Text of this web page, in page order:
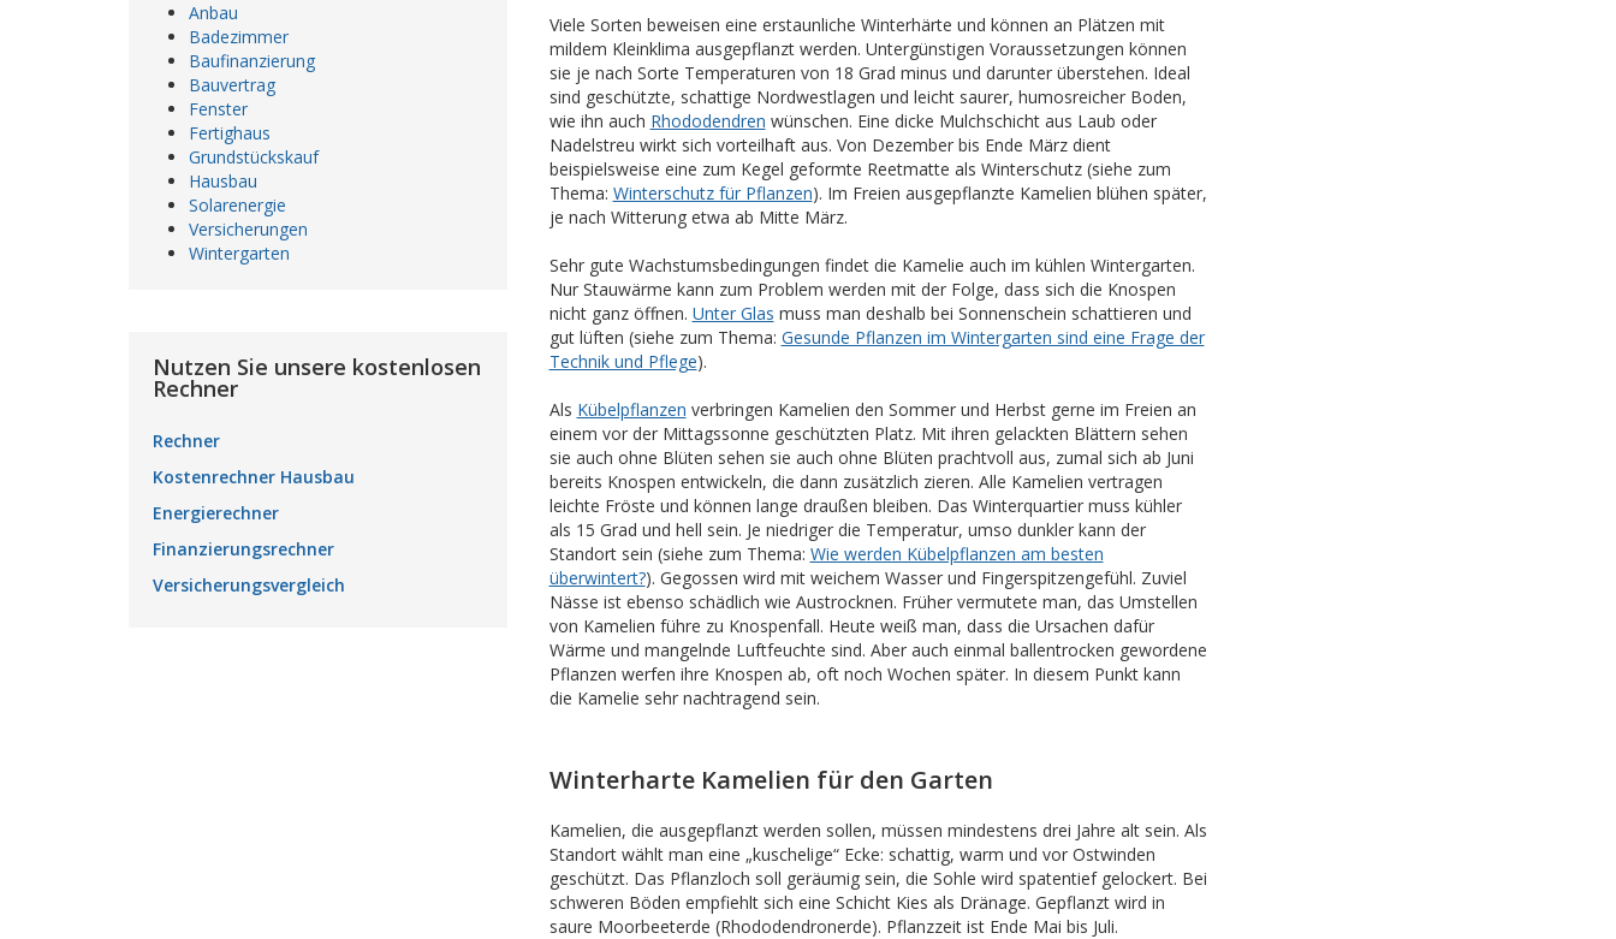
Viele Sorten beweisen eine erstaunliche Winterhärte und können an Plätzen mit
mildem Kleinklima ausgepflanzt werden. Untergünstigen Voraussetzungen können
sie je nach Sorte Temperaturen von 18 Grad minus und darunter überstehen. Ideal
sind geschützte, schattige Nordwestlagen und leicht saurer, humosreicher Boden,
wie ihn auch Rhododendren wünschen. Eine dicke Mulchschicht aus Laub oder
Nadelstreu wirkt sich vorteilhaft aus. Von Dezember bis Ende März dient
beispielsweise eine zum Kegel geformte Reetmatte als Winterschutz (siehe zum
Thema: Winterschutz für Pflanzen). Im Freien ausgepflanzte Kamelien blühen später,
je nach Witterung etwa ab Mitte März.
Sehr gute Wachstumsbedingungen findet die Kamelie auch im kühlen Wintergarten.
Nur Stauwärme kann zum Problem werden mit der Folge, dass sich die Knospen
nicht ganz öffnen. Unter Glas muss man deshalb bei Sonnenschein schattieren und
gut lüften (siehe zum Thema: Gesunde Pflanzen im Wintergarten sind eine Frage der
Technik und Pflege).
Als Kübelpflanzen verbringen Kamelien den Sommer und Herbst gerne im Freien an
einem vor der Mittagssonne geschützten Platz. Mit ihren gelackten Blättern sehen
sie auch ohne Blüten sehen sie auch ohne Blüten prachtvoll aus, zumal sich ab Juni
bereits Knospen entwickeln, die dann zusätzlich zieren. Alle Kamelien vertragen
leichte Fröste und können lange draußen bleiben. Das Winterquartier muss kühler
als 15 Grad und hell sein. Je niedriger die Temperatur, umso dunkler kann der
Standort sein (siehe zum Thema: Wie werden Kübelpflanzen am besten
überwintert?). Gegossen wird mit weichem Wasser und Fingerspitzengefühl. Zuviel
Nässe ist ebenso schädlich wie Austrocknen. Früher vermutete man, das Umstellen
von Kamelien führe zu Knospenfall. Heute weiß man, dass die Ursachen dafür
Wärme und mangelnde Luftfeuchte sind. Aber auch einmal ballentrocken gewordene
Pflanzen werfen ihre Knospen ab, oft noch Wochen später. In diesem Punkt kann
die Kamelie sehr nachtragend sein.
Winterharte Kamelien für den Garten
Kamelien, die ausgepflanzt werden sollen, müssen mindestens drei Jahre alt sein. Als
Standort wählt man eine „kuschelige“ Ecke: schattig, warm und vor Ostwinden
geschützt. Das Pflanzloch soll geräumig sein, die Sohle wird spatentief gelockert. Bei
schweren Böden empfiehlt sich eine Schicht Kies als Dränage. Gepflanzt wird in
saure Moorbeeterde (Rhododendronerde). Pflanzzeit ist Ende Mai bis Juli.
Anbau
Badezimmer
Baufinanzierung
Bauvertrag
Fenster
Fertighaus
Grundstückskauf
Hausbau
Solarenergie
Versicherungen
Wintergarten
Nutzen Sie unsere kostenlosen
Rechner
Rechner
Kostenrechner Hausbau
Energierechner
Finanzierungsrechner
Versicherungsvergleich